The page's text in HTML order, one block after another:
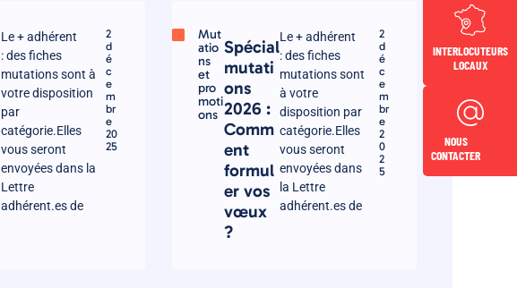
Le + adhérent
: des fiches
mutations sont à
votre disposition
par
catégorie.Elles
vous seront
envoyées dans la
Lettre
adhérent.es de
2
d
é
c
e
m
br
e
20
25
Mut
atio
ns
et
pro
moti
ons
Spécial
mutati
ons
2026 :
Comm
ent
formul
er vos
vœux
?
Le + adhérent
: des fiches
mutations sont
à votre
disposition par
catégorie.Elles
vous seront
envoyées dans
la Lettre
adhérent.es de
2
d
é
c
e
m
br
e
2
0
2
5
INTERLOCUTEURS
LOCAUX
NOUS
CONTACTER